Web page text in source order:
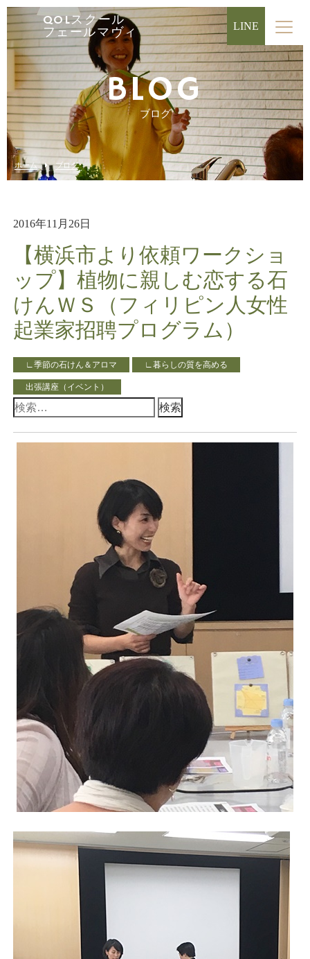
QOLスクール
フェールマヴィ
LINE
BLOG
ブログ
ホーム ブログ
2016年11月26日
【横浜市より依頼ワークショ
ップ】植物に親しむ恋する石
けんＷＳ（フィリピン人女性
起業家招聘プログラム）
∟季節の石けん＆アロマ ∟暮らしの質を高める
出張講座（イベント）
検